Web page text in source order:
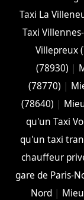
Taxi La
Taxi
Villepreux
(78930) |
(78770) |
(78640) |
qu'un Taxi
qu'un taxi
chauffeur
gare de Paris-
Nord|